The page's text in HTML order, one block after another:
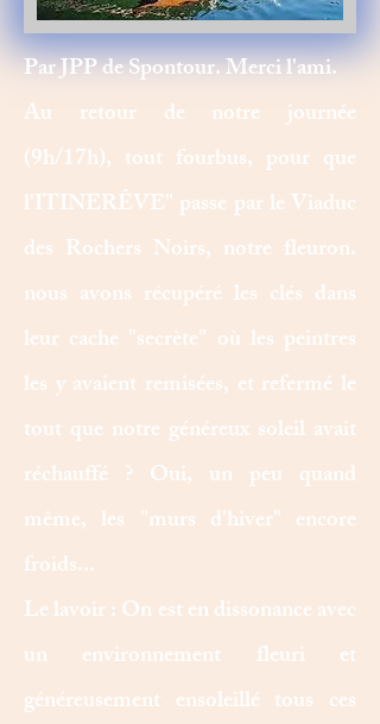
Par JPP de Spontour. Merci l'ami.
Au retour de notre journée
(9h/17h), tout fourbus, pour que
l'ITINERÊVE" passe par le Viaduc
des Rochers Noirs, notre fleuron.
nous avons récupéré les clés dans
leur cache "secrète" où les peintres
les y avaient remisées, et refermé le
tout que notre généreux soleil avait
réchauffé ? Oui, un peu quand
même, les "murs d'hiver" encore
froids...
Le lavoir : On est en dissonance avec
un environnement fleuri et
généreusement ensoleillé tous ces